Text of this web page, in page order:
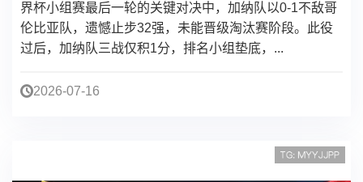
界杯小组赛最后一轮的关键对决中，加纳队以0-1不敌哥
伦比亚队，遗憾止步32强，未能晋级淘汰赛阶段。此役
过后，加纳队三战仅积1分，排名小组垫底，...
2026-07-16